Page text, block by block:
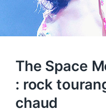
The Space
: rock
chaud